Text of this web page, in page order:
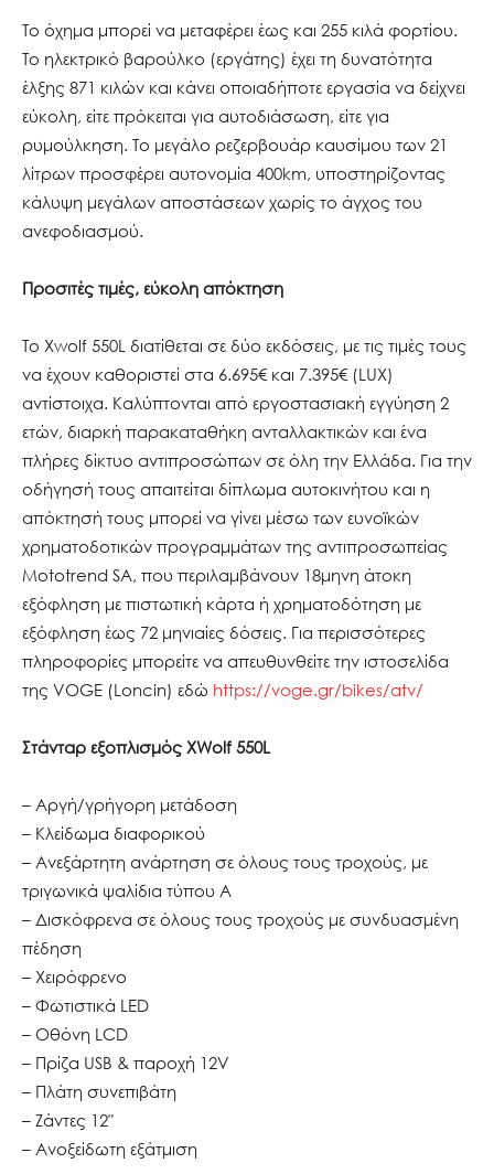
Το όχημα μπορεί να μεταφέρει έως και 255 κιλά φορτίου.
Το ηλεκτρικό βαρούλκο (εργάτης) έχει τη δυνατότητα
έλξης 871 κιλών και κάνει οποιαδήποτε εργασία να δείχνει
εύκολη, είτε πρόκειται για αυτοδιάσωση, είτε για
ρυμούλκηση. Το μεγάλο ρεζερβουάρ καυσίμου των 21
λίτρων προσφέρει αυτονομία 400km, υποστηρίζοντας
κάλυψη μεγάλων αποστάσεων χωρίς το άγχος του
ανεφοδιασμού.
Προσιτές τιμές, εύκολη απόκτηση
Το Xwolf 550L διατίθεται σε δύο εκδόσεις, με τις τιμές τους
να έχουν καθοριστεί στα 6.695€ και 7.395€ (LUX)
αντίστοιχα. Καλύπτονται από εργοστασιακή εγγύηση 2
ετών, διαρκή παρακαταθήκη ανταλλακτικών και ένα
πλήρες δίκτυο αντιπροσώπων σε όλη την Ελλάδα. Για την
οδήγησή τους απαιτείται δίπλωμα αυτοκινήτου και η
απόκτησή τους μπορεί να γίνει μέσω των ευνοϊκών
χρηματοδοτικών προγραμμάτων της αντιπροσωπείας
Mototrend SA, που περιλαμβάνουν 18μηνη άτοκη
εξόφληση με πιστωτική κάρτα ή χρηματοδότηση με
εξόφληση έως 72 μηνιαίες δόσεις. Για περισσότερες
πληροφορίες μπορείτε να απευθυνθείτε την ιστοσελίδα
της VOGE (Loncin) εδώ https://voge.gr/bikes/atv/
Στάνταρ εξοπλισμός XWolf 550L
– Αργή/γρήγορη μετάδοση
– Κλείδωμα διαφορικού
– Ανεξάρτητη ανάρτηση σε όλους τους τροχούς, με
τριγωνικά ψαλίδια τύπου A
– Δισκόφρενα σε όλους τους τροχούς με συνδυασμένη
πέδηση
– Χειρόφρενο
– Φωτιστικά LED
– Οθόνη LCD
– Πρίζα USB & παροχή 12V
– Πλάτη συνεπιβάτη
– Ζάντες 12″
– Ανοξείδωτη εξάτμιση